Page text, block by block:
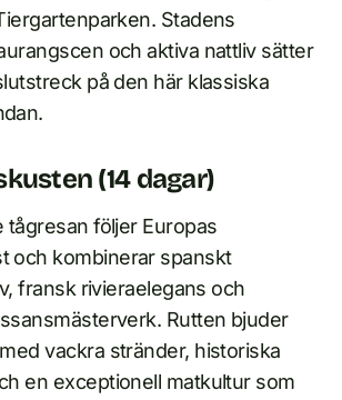
Stadens
och aktiva nattliv sätter
på den här klassiska
(14 dagar)
tågresan följer Europas
och kombinerar spanskt
fransk rivieraelegans och
Rutten bjuder
vackra stränder, historiska
en exceptionell matkultur som